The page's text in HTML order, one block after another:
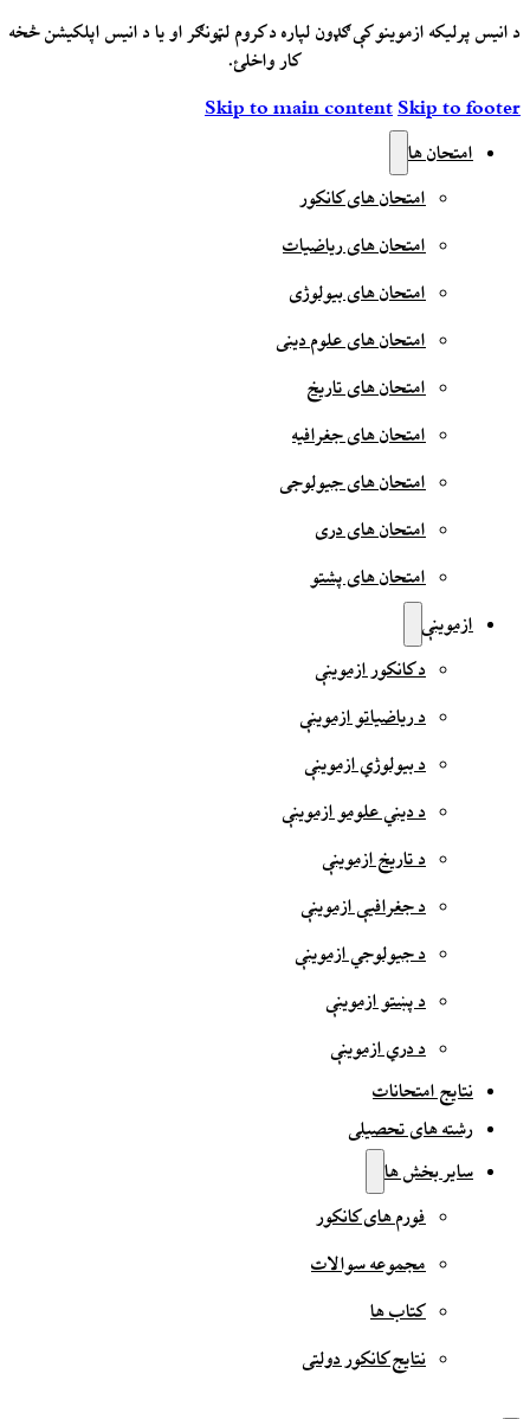
د انیس پرلیکه ازموینو کې ګډون لپاره د کروم لټونګر او یا د انیس اپلکیشن څخه
کار واخلئ.
Skip to main contentSkip to footer
امتحان ها
امتحان های کانکور
امتحان های ریاضیات
امتحان های بیولوژی
امتحان های علوم دینی
امتحان های تاریخ
امتحان های جغرافیه
امتحان های جیولوجی
امتحان های دری
امتحان های پشتو
ازموینې
د کانکور ازموینې
د ریاضیاتو ازموینې
د بیولوژي ازموینې
د دیني علومو ازموینې
د تاریخ ازموینې
د جغرافیې ازموینې
د جیولوجي ازموینې
د پښتو ازموینې
د دري ازموینې
نتایج امتحانات
رشته های تحصیلی
سایر بخش ها
فورم های کانکور
مجموعه سوالات
کتاب ها
نتایج کانکور دولتی